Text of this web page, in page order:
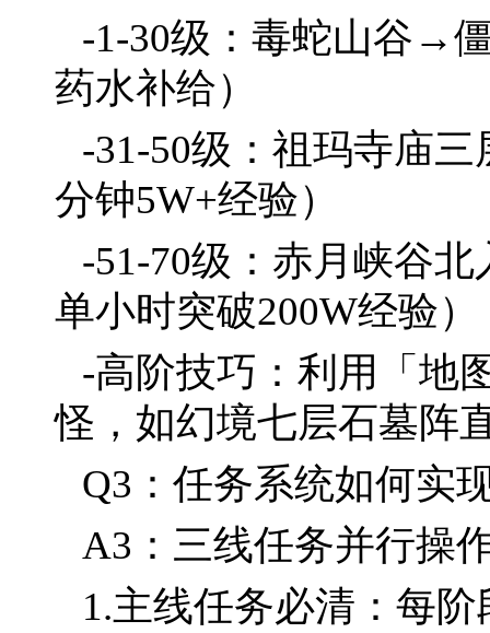
-1-30级：毒蛇山谷→
药水补给）
-31-50级：祖玛寺庙
分钟5W+经验）
-51-70级：赤月峡谷
单小时突破200W经验）
-高阶技巧：利用「地
怪，如幻境七层石墓阵
Q3：任务系统如何实
A3：三线任务并行操
1.主线任务必清：每